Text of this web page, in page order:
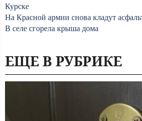
Курске
На Красной армии снова кладут
В селе сгорела крыша дома
ЕЩЕ В РУБРИКЕ